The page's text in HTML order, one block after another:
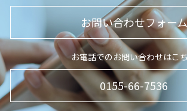
お問い合わせフォーム
お電話でのお問い合わせはこ
0155-66-7536